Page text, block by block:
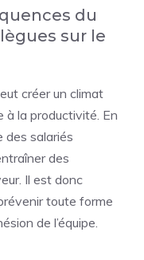
du
sur le
créer un climat
à la productivité. En
des salariés
des
Il est donc
toute forme
de l’équipe.